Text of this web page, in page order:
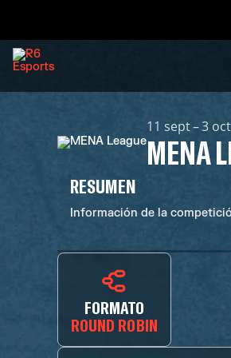
11 sept – 3
MENA
RESUMEN
Información de la
FORMATO
ROUND ROBIN